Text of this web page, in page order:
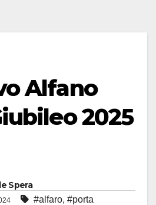
Alfano
2025
Spera
#alfaro, #porta